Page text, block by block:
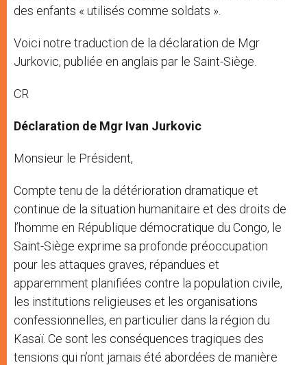
des enfants « utilisés comme soldats ».
Voici notre traduction de la déclaration de Mgr
Jurkovic, publiée en anglais par le Saint-Siège.
CR
Déclaration de Mgr Ivan Jurkovic
Monsieur le Président,
Compte tenu de la détérioration dramatique et
continue de la situation humanitaire et des droits de
l’homme en République démocratique du Congo, le
Saint-Siège exprime sa profonde préoccupation
pour les attaques graves, répandues et
apparemment planifiées contre la population civile,
les institutions religieuses et les organisations
confessionnelles, en particulier dans la région du
Kasaï. Ce sont les conséquences tragiques des
tensions qui n’ont jamais été abordées de manière